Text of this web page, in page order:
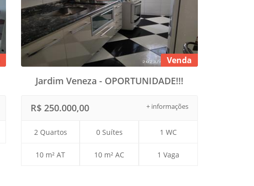
Venda
Jardim Veneza - OPORTUNIDADE!!!
+ informações
R$ 250.000,00
2 Quartos 0 Suítes 1 WC
10 m² AT 10 m² AC 1 Vaga